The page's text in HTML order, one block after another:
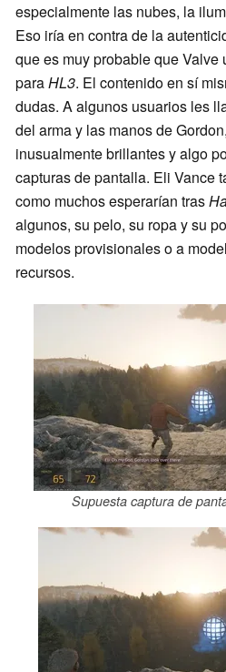
especialmente las nubes, la
Eso iría en contra de la
que es muy probable que Valve
paraHL3. El contenido en sí
dudas. A algunos usuarios les
del arma y las manos de
inusualmente brillantes y algo
capturas de pantalla. Eli Vance
como muchos esperarían tras
algunos, su pelo, su ropa y su
modelos provisionales o a
recursos.
Supuesta captura de